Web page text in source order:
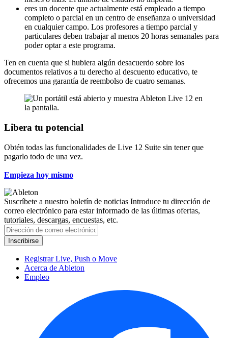
eres un docente que actualmente está empleado a tiempo
completo o parcial en un centro de enseñanza o universidad
en cualquier campo. Los profesores a tiempo parcial y
particulares deben trabajar al menos 20 horas semanales para
poder optar a este programa.
Ten en cuenta que si hubiera algún desacuerdo sobre los
documentos relativos a tu derecho al descuento educativo, te
ofrecemos una garantía de reembolso de cuatro semanas.
Libera tu potencial
Obtén todas las funcionalidades de Live 12 Suite sin tener que
pagarlo todo de una vez.
Empieza hoy mismo
Suscríbete a nuestro boletín de noticias Introduce tu dirección de
correo electrónico para estar informado de las últimas ofertas,
tutoriales, descargas, encuestas, etc.
Registrar Live, Push o Move
Acerca de Ableton
Empleo